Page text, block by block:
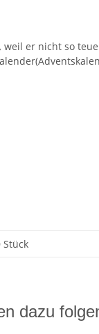
weil er nicht so
Stück
dazu